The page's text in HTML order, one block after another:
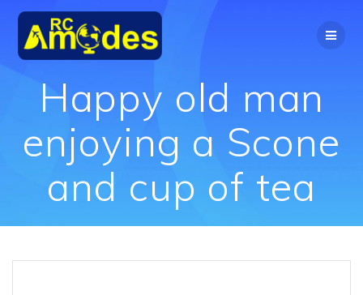
Happy old man
enjoying a Scone
and cup of tea